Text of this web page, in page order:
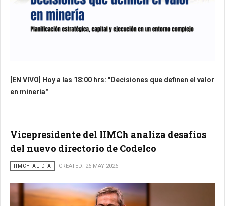
[EN VIVO] Hoy a las 18:00 hrs: "Decisiones que definen el valor
en minería"
Vicepresidente del IIMCh analiza desafíos
del nuevo directorio de Codelco
IIMCH AL DÍA CREATED: 26 MAY 2026